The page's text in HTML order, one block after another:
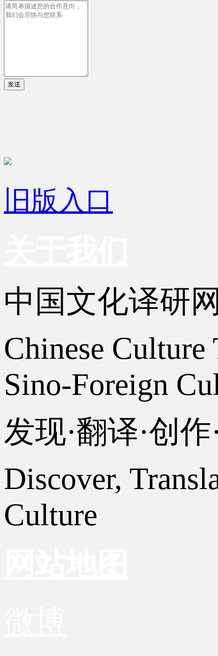
发送
旧版入口
中国文化译研
Chinese
Sino-Foreign
发现·翻译·创
Discover,
Culture